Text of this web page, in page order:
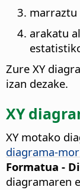
arakatu
Zure XY
izan dezake.
XY
XY motako
diagrama-
Formatua -
diagramaren